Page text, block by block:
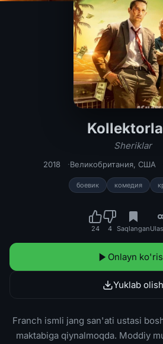
Kollektorlar 1 /Sheriklar
2018 Великобритания, США
боевик комедия
24 4 Saqlangan
Onlayn
Yuklab olish
Franch ismli jang san'ati ustasi
maktabiga qiynalmoqda. Moddiy